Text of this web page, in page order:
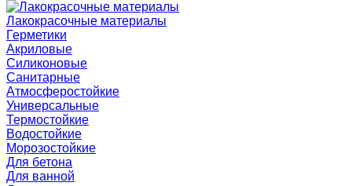
Лакокрасочные материалы
Герметики
Акриловые
Силиконовые
Санитарные
Атмосферостойкие
Универсальные
Термостойкие
Водостойкие
Морозостойкие
Для бетона
Для ванной